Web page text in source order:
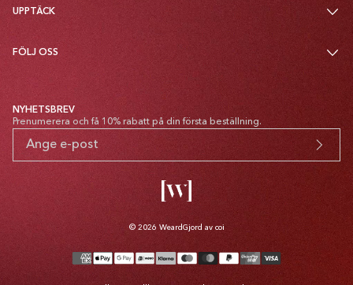
UPPTÄCK
FÖLJ OSS
NYHETSBREV
Prenumerera och få 10% rabatt på din första beställning.
© 2026 Weard Gjord av coi
Betalsätt